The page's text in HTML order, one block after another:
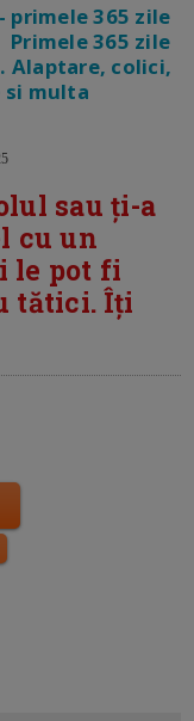
primele 365 zile
365 zile
Alaptare, colici,
multa
sau ți-a
cu un
le pot fi
tătici. Îți